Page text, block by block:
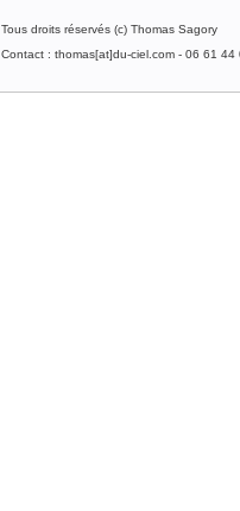
Tous droits réservés (c) Thomas Sagory
Contact : thomas[at]du-ciel.com - 06 61 44